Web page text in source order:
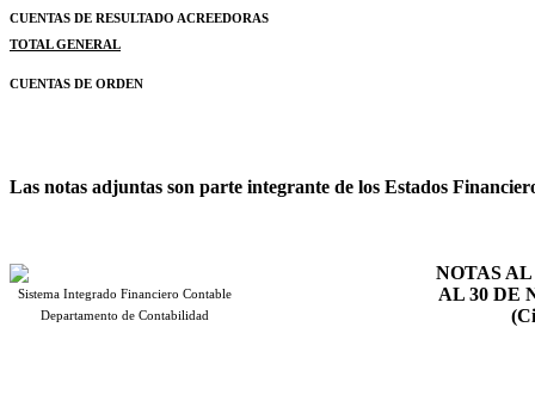
CUENTAS DE RESULTADO ACREEDORAS
TOTAL GENERAL
CUENTAS DE ORDEN
Las notas adjuntas son parte integrante de los Estados
NOTAS
Sistema Integrado Financiero Contable AL 30 DE
Departamento de Contabilidad